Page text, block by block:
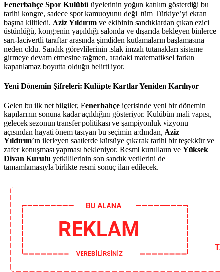
Fenerbahçe Spor Kulübü üyelerinin yoğun katılım gösterdiği bu
tarihi kongre, sadece spor kamuoyunu değil tüm Türkiye’yi ekran
başına kilitledi. Aziz Yıldırım ve ekibinin sandıklardan çıkan ezici
üstünlüğü, kongrenin yapıldığı salonda ve dışarıda bekleyen binlerce
sarı-lacivertli taraftar arasında şimdiden kutlamaların başlamasına
neden oldu. Sandık görevlilerinin ıslak imzalı tutanakları sisteme
girmeye devam etmesine rağmen, aradaki matematiksel farkın
kapatılamaz boyutta olduğu belirtiliyor.
Yeni Dönemin Şifreleri: Kulüpte Kartlar Yeniden Karılıyor
Gelen bu ilk net bilgiler, Fenerbahçe içerisinde yeni bir dönemin
kapılarının sonuna kadar açıldığını gösteriyor. Kulübün mali yapısı,
gelecek sezonun transfer politikası ve şampiyonluk vizyonu
açısından hayati önem taşıyan bu seçimin ardından, Aziz
Yıldırım’ın ilerleyen saatlerde kürsüye çıkarak tarihi bir teşekkür ve
zafer konuşması yapması bekleniyor. Resmi kurulların ve Yüksek
Divan Kurulu yetkililerinin son sandık verilerini de
tamamlamasıyla birlikte resmi sonuç ilan edilecek.